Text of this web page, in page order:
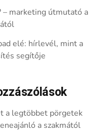
– marketing útmutató a
elé: hírlevél, mint a
segítője
a legtöbbet pörgetek
a szakmától